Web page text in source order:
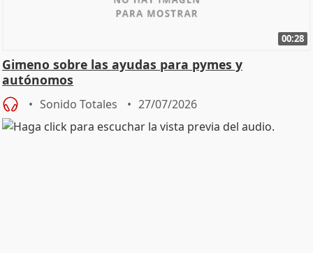
00:28
Gimeno sobre las ayudas para pymes y
autónomos
Sonido Totales 27/07/2026